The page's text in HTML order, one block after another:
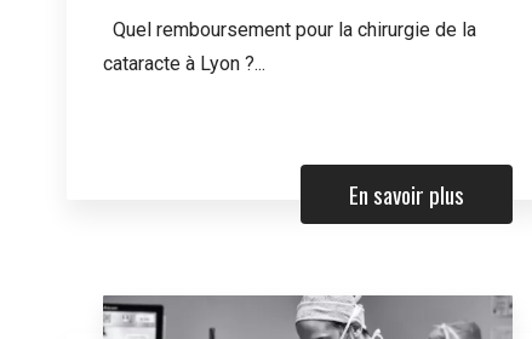
Quel remboursement pour la chirurgie de la
cataracte à Lyon ?...
En savoir plus